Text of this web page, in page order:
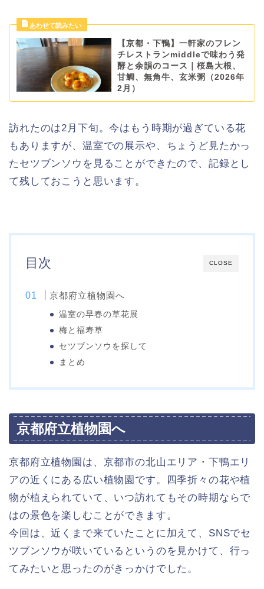
【京都・下鴨】一軒家のフレン
チレストランmiddleで味わう発
酵と余韻のコース｜桜島大根、
甘鯛、無角牛、玄米粥（2026年
2月）
訪れたのは2月下旬。今はもう時期が過ぎている花
もありますが、温室での展示や、ちょうど見たかっ
たセツブンソウを見ることができたので、記録とし
て残しておこうと思います。
CLOSE
目次
京都府立植物園へ
温室の早春の草花展
梅と福寿草
セツブンソウを探して
まとめ
京都府立植物園へ
京都府立植物園は、京都市の北山エリア・下鴨エリ
アの近くにある広い植物園です。四季折々の花や植
物が植えられていて、いつ訪れてもその時期ならで
はの景色を楽しむことができます。
今回は、近くまで来ていたことに加えて、SNSでセ
ツブンソウが咲いているというのを見かけて、行っ
てみたいと思ったのがきっかけでした。